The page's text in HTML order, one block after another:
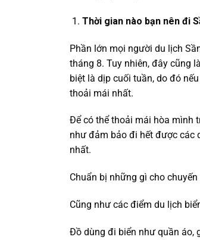
Thời gian nào bạn nên đi
Phần lớn mọi người du lịch
tháng 8. Tuy nhiên, đây cũng
biệt là dịp cuối tuần, do đó
thoải mái nhất.
Để có thể thoải mái hòa mình
như đảm bảo đi hết được các
nhất.
Chuẩn bị những gì cho
Cũng như các điểm du lịch
Đồ dùng đi biển như quần áo,